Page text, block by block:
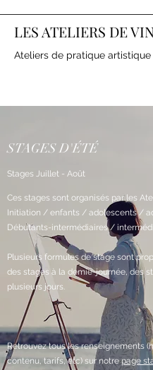
LES ATELIERS DE
Ateliers de pratique artistique
STAGES D'ÉTÉ
Stages Juillet - Août
Ces stages sont organisés par les
Initiation / enfants / adolescents /
Débutants-intermédiaires /
Plusieurs formules de stage sont
des stages à la demie-journée, des
plusieurs jours.
Retrouvez tous les renseignements
contenu, tarifs, etc) sur notrepage